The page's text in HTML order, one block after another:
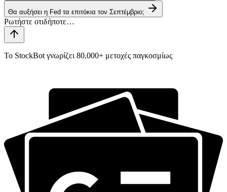
Θα αυξήσει η Fed τα επιτόκια τον Σεπτέμβριο;
Το StockBot γνωρίζει 80,000+ μετοχές παγκοσμίως